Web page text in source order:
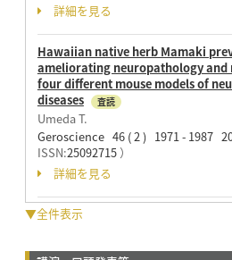
詳細を見る
Hawaiian native herb Mamaki
ameliorating neuropathology and
four different mouse models of
diseases
査読
Umeda T.
Geroscience 46 ( 2 ) 1971 - 1987
ISSN:25092715）
詳細を見る
▼全件表示